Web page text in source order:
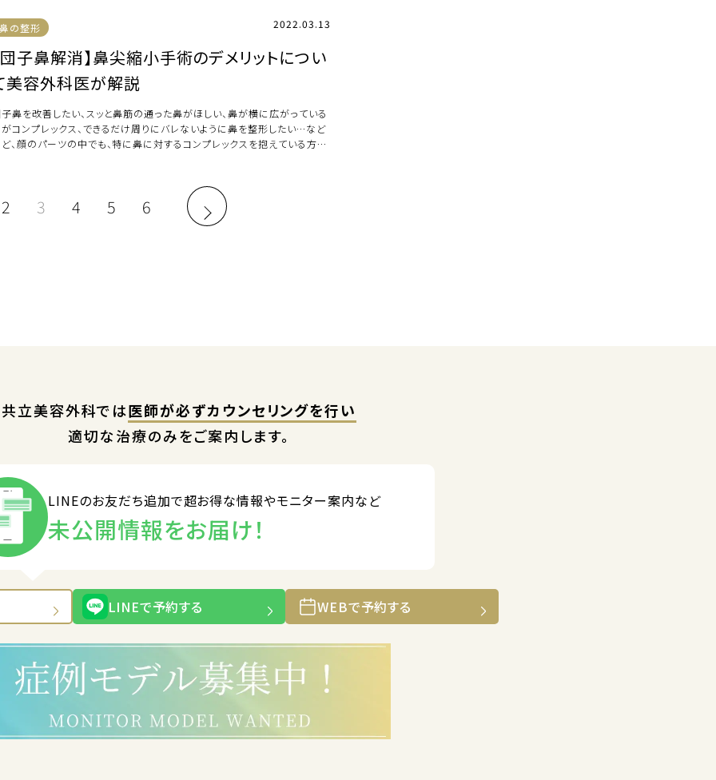
鼻の整形 2022.03.13
団子鼻解消】鼻尖縮小手術のデメリットについ
美容外科医が解説
鼻を改善したい、スッと鼻筋の通った鼻がほしい、鼻が横に広がっている
コンプレックス、できるだけ周りにバレないように鼻を整形したい…など
、顔のパーツの中でも、特に鼻に対するコンプレックスを抱えている方は
2 3 4 5 6
共立美容外科では医師が必ずカウンセリングを行い
適切な治療のみをご案内します。
LINEのお友だち追加で超お得な情報やモニター案内など
未公開情報をお届け！
LINEで予約する WEBで予約する